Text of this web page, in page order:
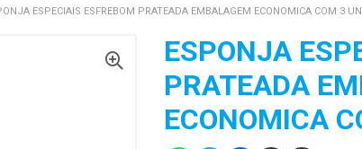
ESPECIAIS ESFREBOM PRATEADA EMBALAGEM ECONOMICA COM 3
ESPONJA
PRATEADA
ECONOMICA